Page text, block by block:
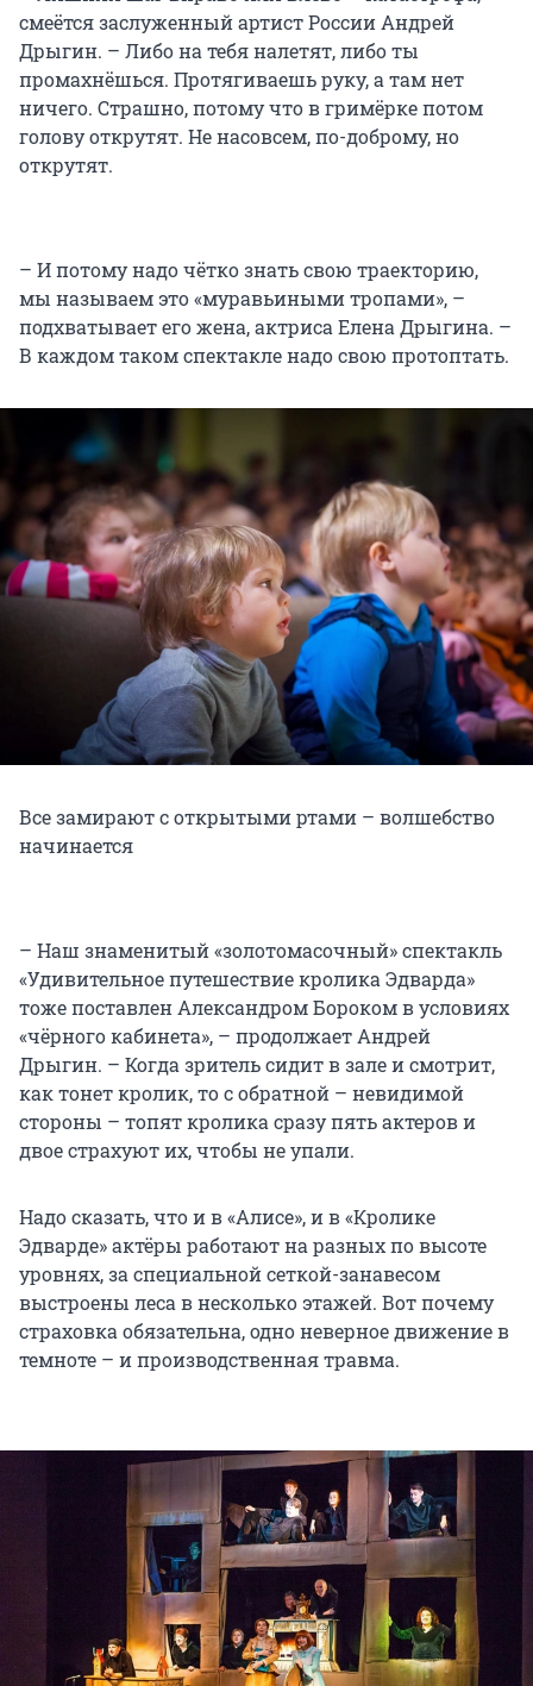
смеётся заслуженный артист России Андрей
Дрыгин. – Либо на тебя налетят, либо ты
промахнёшься. Протягиваешь руку, а там нет
ничего. Страшно, потому что в гримёрке потом
голову открутят. Не насовсем, по-доброму, но
открутят.
– И потому надо чётко знать свою траекторию,
мы называем это «муравьиными тропами», –
подхватывает его жена, актриса Елена Дрыгина. –
В каждом таком спектакле надо свою протоптать.
Все замирают с открытыми ртами – волшебство
начинается
– Наш знаменитый «золотомасочный» спектакль
«Удивительное путешествие кролика Эдварда»
тоже поставлен Александром Бороком в условиях
«чёрного кабинета», – продолжает Андрей
Дрыгин. – Когда зритель сидит в зале и смотрит,
как тонет кролик, то с обратной – невидимой
стороны – топят кролика сразу пять актеров и
двое страхуют их, чтобы не упали.
Надо сказать, что и в «Алисе», и в «Кролике
Эдварде» актёры работают на разных по высоте
уровнях, за специальной сеткой-занавесом
выстроены леса в несколько этажей. Вот почему
страховка обязательна, одно неверное движение в
темноте – и производственная травма.